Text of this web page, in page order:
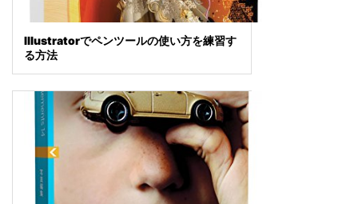
Illustratorでペンツールの使い方を練習す
る方法